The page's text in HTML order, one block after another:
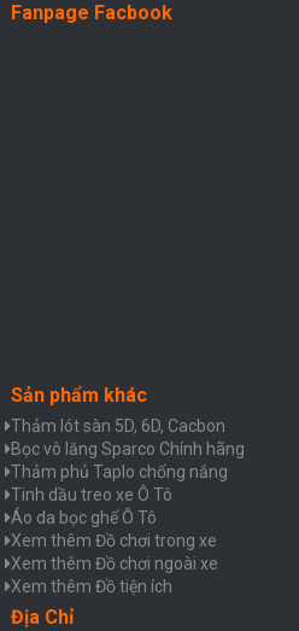
Fanpage Facbook
Sản phẩm khác
Thảm lót sàn 5D, 6D, Cacbon
Bọc vô lăng Sparco Chính hãng
Thảm phủ Taplo chống nắng
Tinh dầu treo xe Ô Tô
Áo da bọc ghế Ô Tô
Xem thêm Đồ chơi trong xe
Xem thêm Đồ chơi ngoài xe
Xem thêm Đồ tiện ích
Địa Chỉ